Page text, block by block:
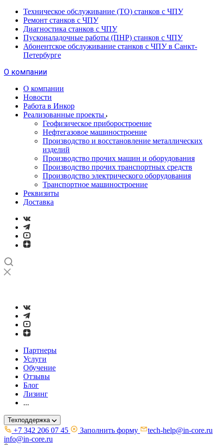
Техническое обслуживание (ТО) станков с ЧПУ
Ремонт станков с ЧПУ
Диагностика станков с ЧПУ
Пусконаладочные работы (ПНР) станков с ЧПУ
Абонентское обслуживание станков с ЧПУ в Санкт-
Петербурге
О компании
О компании
Новости
Работа в Инкор
Реализованные проекты
Геофизическое приборостроение
Нефтегазовое машиностроение
Производство и восстановление металлических
изделий
Производство прочих машин и оборудования
Производство прочих транспортных средств
Производство электрического оборудования
Транспортное машиностроение
Реквизиты
Доставка
Партнеры
Услуги
Обучение
Отзывы
Блог
Лизинг
...
Техподдержка
+7 342 206 07 45 Заполнить форму
tech-help@in-core.ru
info@in-core.ru